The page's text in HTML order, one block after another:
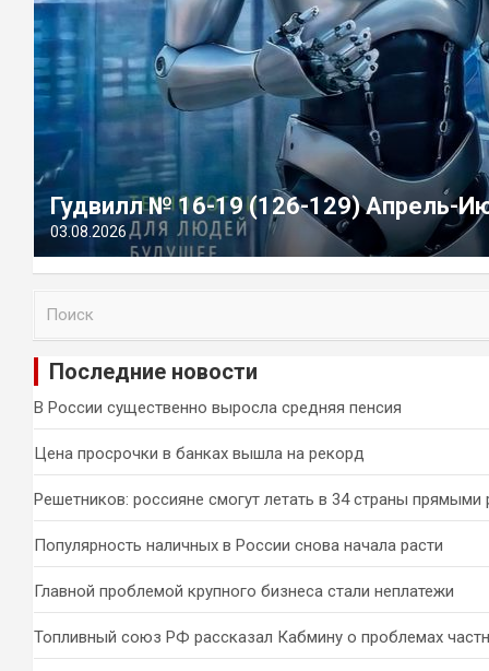
Гудвилл № 16-19 (126-129) Апрель-
03.08.2026
и
Последние новости
В России существенно выросла средняя пенсия
Цена просрочки в банках вышла на рекорд
Решетников: россияне смогут летать в 34 страны прямыми
Популярность наличных в России снова начала расти
Главной проблемой крупного бизнеса стали неплатежи
Топливный союз РФ рассказал Кабмину о проблемах